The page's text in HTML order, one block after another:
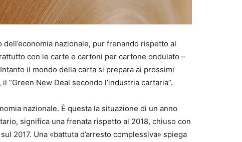
nazionale, pur frenando rispetto al
con le carte e cartoni per cartone ondulato –
il mondo della carta si prepara ai prossimi
“Green New Deal secondo l’industria cartaria”.
nazionale. È questa la situazione di un anno
significa una frenata rispetto al 2018, chiuso con
2017. Una «battuta d’arresto complessiva» spiega